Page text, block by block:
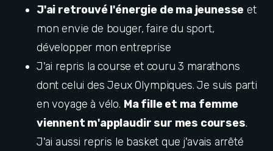
J'ai retrouvé l'énergie de ma jeunesse et
mon envie de bouger, faire du sport,
développer mon entreprise
J'ai repris la course et couru 3 marathons
dont celui des Jeux Olympiques. Je suis parti
en voyage à vélo. Ma fille et ma femme
viennent m'applaudir sur mes courses.
J'ai aussi repris le basket que j'avais arrêté